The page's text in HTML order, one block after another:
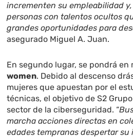
incrementen su empleabilidad
personas con talentos ocultos
grandes oportunidades para
asegurado Miguel A. Juan.
En segundo lugar, se pondrá en
women. Debido al descenso
mujeres que apuestan por el
técnicas, el objetivo de S2
sector de la ciberseguridad. “
marcha acciones directas en
edades tempranas despertar